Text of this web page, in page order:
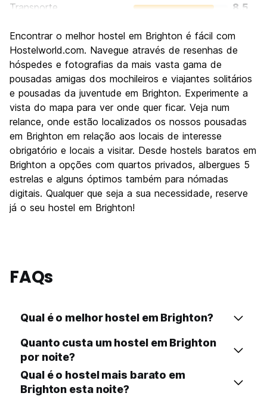
Transporte
8.5
Cultura
8.5
Festas / vida noturna
Custo-beneficio
7.8
Encontrar o melhor hostel em Brighton é fácil com
Hostelworld.com. Navegue através de resenhas de
hóspedes e fotografias da mais vasta gama de
pousadas amigas dos mochileiros e viajantes solitários
e pousadas da juventude em Brighton. Experimente a
vista do mapa para ver onde quer ficar. Veja num
relance, onde estão localizados os nossos pousadas
em Brighton em relação aos locais de interesse
obrigatório e locais a visitar. Desde hostels baratos em
Brighton a opções com quartos privados, albergues 5
estrelas e alguns óptimos também para nómadas
digitais. Qualquer que seja a sua necessidade, reserve
já o seu hostel em Brighton!
FAQs
Qual é o melhor hostel em Brighton?
Quanto custa um hostel em Brighton
por noite?
Qual é o hostel mais barato em
Brighton esta noite?